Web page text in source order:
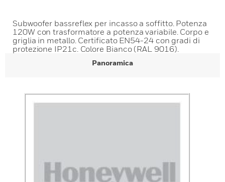
Subwoofer bassreflex per incasso a soffitto. Potenza
120W con trasformatore a potenza variabile. Corpo e
griglia in metallo. Certificato EN54-24 con gradi di
protezione IP21c. Colore Bianco (RAL 9016).
Panoramica